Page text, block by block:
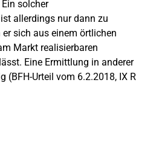
solcher
allerdings nur dann zu
sich aus einem örtlichen
Markt realisierbaren
Eine Ermittlung in anderer
(BFH-Urteil vom 6.2.2018, IX R